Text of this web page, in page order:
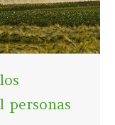
personas